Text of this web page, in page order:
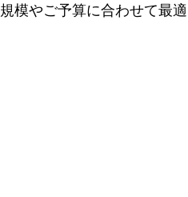
規模やご予算に合わせて最